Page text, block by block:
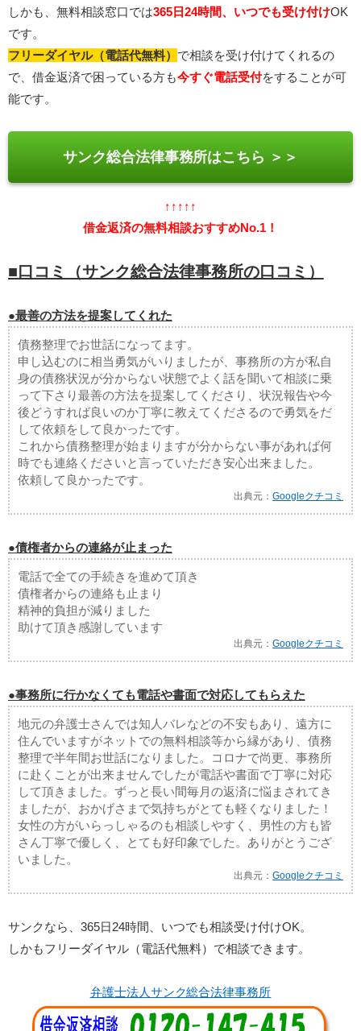
しかも、無料相談窓口では365日24時間、いつでも受け付けOK
です。
フリーダイヤル（電話代無料） で相談を受け付けてくれるの
で、借金返済で困っている方も今すぐ電話受付をすることが可
能です。
サンク総合法律事務所はこちら ＞＞
↑↑↑↑↑
借金返済の無料相談おすすめNo.1！
■口コミ（サンク総合法律事務所の口コミ）
●最善の方法を提案してくれた
債務整理でお世話になってます。
申し込むのに相当勇気がいりましたが、事務所の方が私自
身の債務状況が分からない状態でよく話を聞いて相談に乗
って下さり最善の方法を提案してくださり、状況報告や今
後どうすれば良いのか丁寧に教えてくださるので勇気をだ
して依頼をして良かったです。
これから債務整理が始まりますが分からない事があれば何
時でも連絡くださいと言っていただき安心出来ました。
依頼して良かったです。
出典元：Googleクチコミ
●債権者からの連絡が止まった
電話で全ての手続きを進めて頂き
債権者からの連絡も止まり
精神的負担が減りました
助けて頂き感謝しています
出典元：Googleクチコミ
●事務所に行かなくても電話や書面で対応してもらえた
地元の弁護士さんでは知人バレなどの不安もあり、遠方に
住んでいますがネットでの無料相談等から縁があり、債務
整理で半年間お世話になりました。コロナで尚更、事務所
に赴くことが出来ませんでしたが電話や書面で丁寧に対応
して頂きました。ずっと長い間毎月の返済に悩まされてき
ましたが、おかげさまで気持ちがとても軽くなりました！
女性の方がいらっしゃるのも相談しやすく、男性の方も皆
さん丁寧で優しく、とても好印象でした。ありがとうござ
いました。
出典元：Googleクチコミ
サンクなら、365日24時間、いつでも相談受け付けOK。
しかもフリーダイヤル（電話代無料）で相談できます。
弁護士法人サンク総合法律事務所